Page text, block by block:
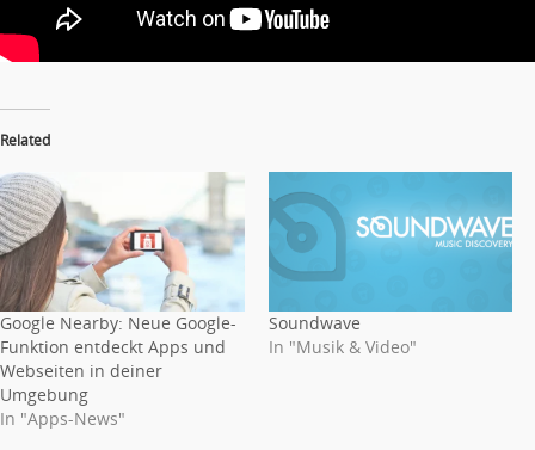
Related
Google Nearby: Neue Google-
Funktion entdeckt Apps und
Webseiten in deiner
Umgebung
In "Apps-News"
Soundwave
In "Musik & Video"